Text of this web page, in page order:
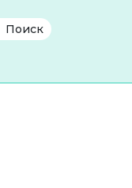
Поиск